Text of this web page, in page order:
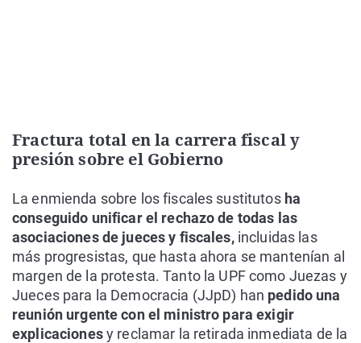
Fractura total en la carrera fiscal y
presión sobre el Gobierno
La enmienda sobre los fiscales sustitutos ha
conseguido unificar el rechazo de todas las
asociaciones de jueces y fiscales,incluidas las
más progresistas, que hasta ahora se mantenían al
margen de la protesta. Tanto la UPF como Juezas y
Jueces para la Democracia (JJpD) han pedido una
reunión urgente con el ministro para exigir
explicacionesy reclamar la retirada inmediata de la